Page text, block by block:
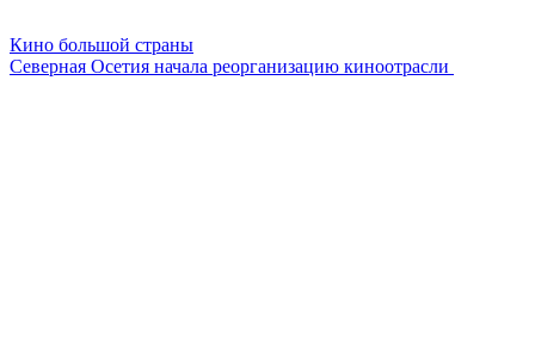
Кино большой страны
Северная Осетия начала реорганизацию киноотрасли